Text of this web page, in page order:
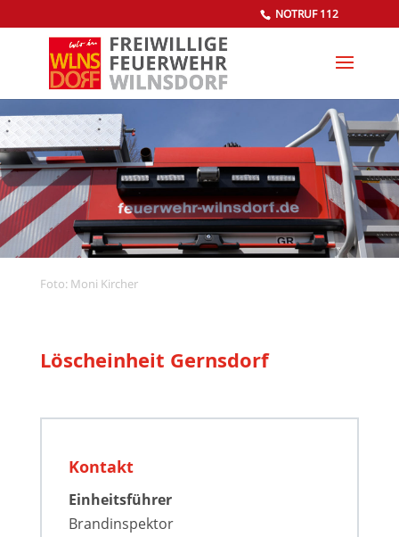
NOTRUF 112
Foto: Moni Kircher
Löscheinheit Gernsdorf
Kontakt
Einheitsführer
Brandinspektor